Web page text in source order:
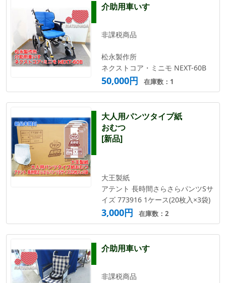
介助用車いす
非課税商品
松永製作所
ネクストコア・ミニモ NEXT-60B
50,000円 在庫数：1
大人用パンツタイプ紙
おむつ
[新品]
大王製紙
アテント 長時間さらさらパンツSサ
イズ 773916 1ケース(20枚入×3袋)
3,000円 在庫数：2
介助用車いす
非課税商品